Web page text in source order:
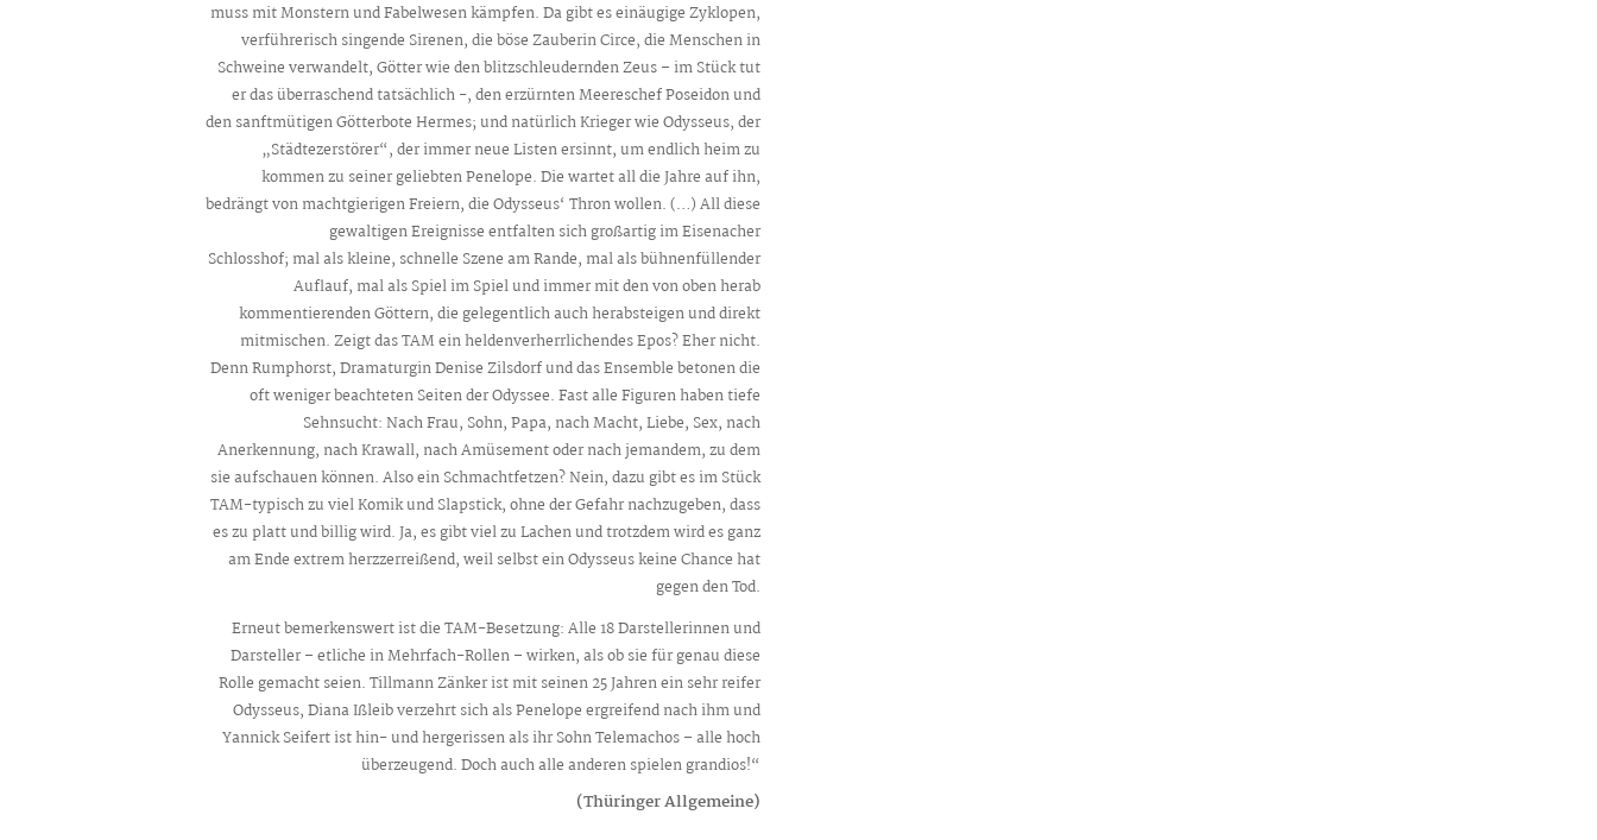
muss mit Monstern und Fabelwesen kämpfen. Da gibt es einäugige Zyklopen,
verführerisch singende Sirenen, die böse Zauberin Circe, die Menschen in
Schweine verwandelt, Götter wie den blitzschleudernden Zeus – im Stück tut
er das überraschend tatsächlich -, den erzürnten Meereschef Poseidon und
den sanftmütigen Götterbote Hermes; und natürlich Krieger wie Odysseus, der
„Städtezerstörer“, der immer neue Listen ersinnt, um endlich heim zu
kommen zu seiner geliebten Penelope. Die wartet all die Jahre auf ihn,
bedrängt von machtgierigen Freiern, die Odysseus‘ Thron wollen. (…) All diese
gewaltigen Ereignisse entfalten sich großartig im Eisenacher
Schlosshof; mal als kleine, schnelle Szene am Rande, mal als bühnenfüllender
Auflauf, mal als Spiel im Spiel und immer mit den von oben herab
kommentierenden Göttern, die gelegentlich auch herabsteigen und direkt
mitmischen. Zeigt das TAM ein heldenverherrlichendes Epos? Eher nicht.
Denn Rumphorst, Dramaturgin Denise Zilsdorf und das Ensemble betonen die
oft weniger beachteten Seiten der Odyssee. Fast alle Figuren haben tiefe
Sehnsucht: Nach Frau, Sohn, Papa, nach Macht, Liebe, Sex, nach
Anerkennung, nach Krawall, nach Amüsement oder nach jemandem, zu dem
sie aufschauen können. Also ein Schmachtfetzen? Nein, dazu gibt es im Stück
TAM-typisch zu viel Komik und Slapstick, ohne der Gefahr nachzugeben, dass
es zu platt und billig wird. Ja, es gibt viel zu Lachen und trotzdem wird es ganz
am Ende extrem herzzerreißend, weil selbst ein Odysseus keine Chance hat
gegen den Tod.
Erneut bemerkenswert ist die TAM-Besetzung: Alle 18 Darstellerinnen und
Darsteller – etliche in Mehrfach-Rollen – wirken, als ob sie für genau diese
Rolle gemacht seien. Tillmann Zänker ist mit seinen 25 Jahren ein sehr reifer
Odysseus, Diana Ißleib verzehrt sich als Penelope ergreifend nach ihm und
Yannick Seifert ist hin- und hergerissen als ihr Sohn Telemachos – alle hoch
überzeugend. Doch auch alle anderen spielen grandios!“
(Thüringer Allgemeine)